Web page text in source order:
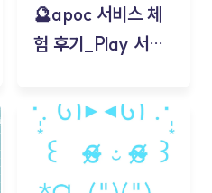
🔮apoc 서비스 체
험 후기_Play 서비
김태현